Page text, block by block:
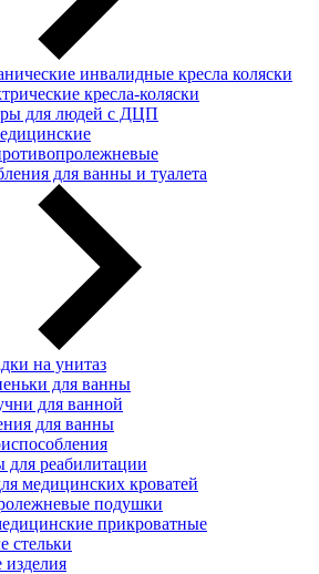
инвалидные кресла коляски
кресла-коляски
для людей с ДЦП
для ванны и туалета
на унитаз
для ванны
для ванной
для ванны
для реабилитации
медицинских кроватей
подушки
прикроватные
стельки
изделия